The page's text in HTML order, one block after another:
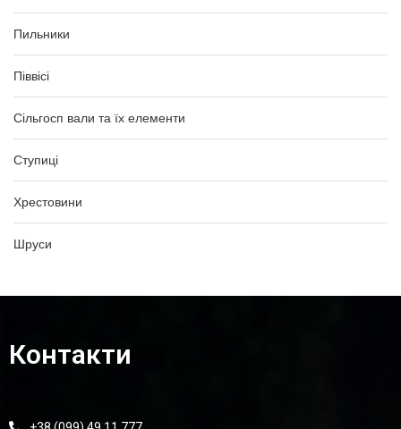
Пильники
Піввісі
Сільгосп вали та їх елементи
Ступиці
Хрестовини
Шруси
Контакти